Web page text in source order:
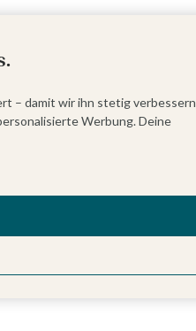
– damit wir ihn stetig verbessern
Werbung. Deine